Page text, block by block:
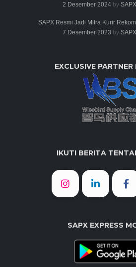
2 Desember 2024by
SAPX Resmi Jadi Mitra Kurir
7 Desember 2023 by
EXCLUSIVE PARTNER
IKUTI BERITA
SAPX EXPRESS